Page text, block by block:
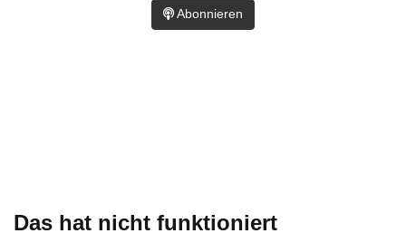
Das hat nicht funktioniert
Abonnieren